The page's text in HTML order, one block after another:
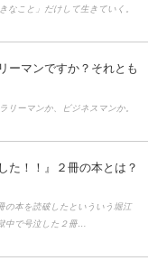
きなこと」だけして生きていく。
ーマンですか？それとも
リーマンか、ビジネスマンか。
た！！』２冊の本とは？
の本を読破したといういう堀江
中で号泣した２冊…